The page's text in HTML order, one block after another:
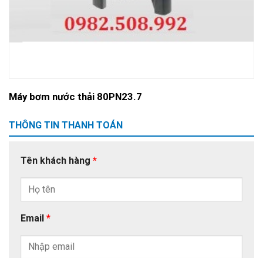
Máy bơm nước thải 80PN23.7
THÔNG TIN THANH TOÁN
Tên khách hàng *
Email *